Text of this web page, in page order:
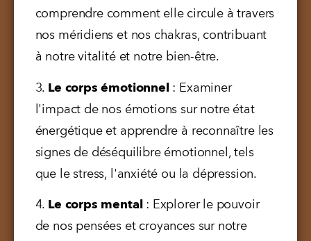
comprendre comment elle circule à travers
nos méridiens et nos chakras, contribuant
à notre vitalité et notre bien-être.
3. Le corps émotionnel
: Examiner
l'impact de nos émotions sur notre état
énergétique et apprendre à reconnaître les
signes de déséquilibre émotionnel, tels
que le stress, l'anxiété ou la dépression.
4. Le corps mental : Explorer le pouvoir
de nos pensées et croyances sur notre